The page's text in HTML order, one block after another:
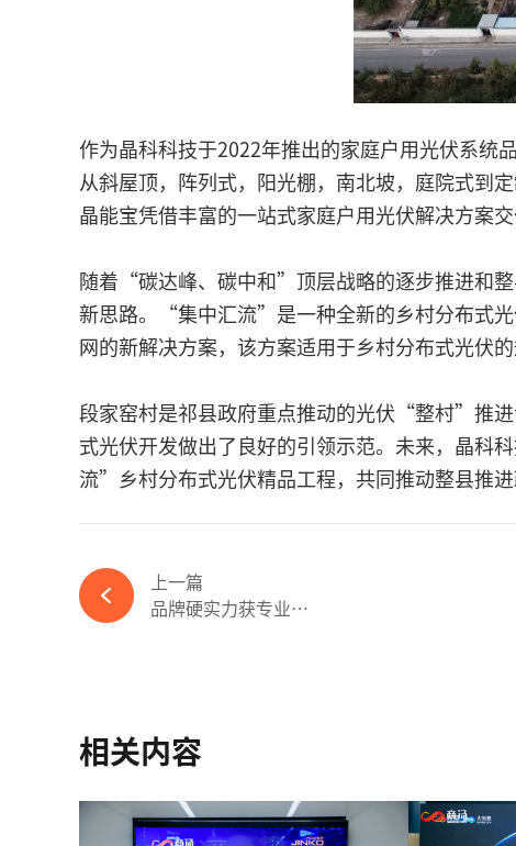
作为晶科科技于2022年推出的家庭户用光伏系统
从斜屋顶，阵列式，阳光棚，南北坡，庭院式到
晶能宝凭借丰富的一站式家庭户用光伏解决方案
随着“碳达峰、碳中和”顶层战略的逐步推进和
新思路。“集中汇流”是一种全新的乡村分布式
网的新解决方案，该方案适用于乡村分布式光伏的
段家窑村是祁县政府重点推动的光伏“整村”推
式光伏开发做出了良好的引领示范。未来，晶科
流”乡村分布式光伏精品工程，共同推动整县推
上一篇
品牌硬实力获专业认可...
相关内容